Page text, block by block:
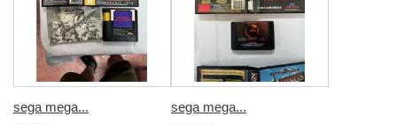
sega mega... sega mega...